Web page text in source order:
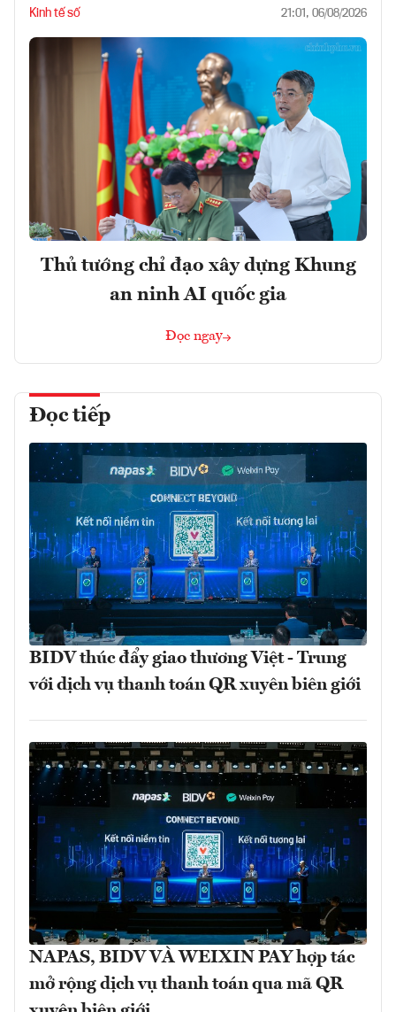
Kinh tế số 21:01, 06/08/2026
Thủ tướng chỉ đạo xây dựng Khung
an ninh AI quốc gia
Đọc ngay
Đọc tiếp
BIDV thúc đẩy giao thương Việt - Trung
với dịch vụ thanh toán QR xuyên biên giới
NAPAS, BIDV VÀ WEIXIN PAY hợp tác
mở rộng dịch vụ thanh toán qua mã QR